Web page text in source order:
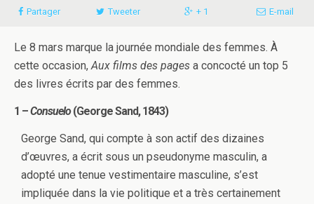
Partager Tweeter + 1 E-mail
Le 8 mars marque la journée mondiale des femmes. À
cette occasion,Aux films des pages a concocté un top 5
des livres écrits par des femmes.
1 –Consuelo(George Sand, 1843)
George Sand, qui compte à son actif des dizaines
d’œuvres, a écrit sous un pseudonyme masculin, a
adopté une tenue vestimentaire masculine, s’est
impliquée dans la vie politique et a très certainement